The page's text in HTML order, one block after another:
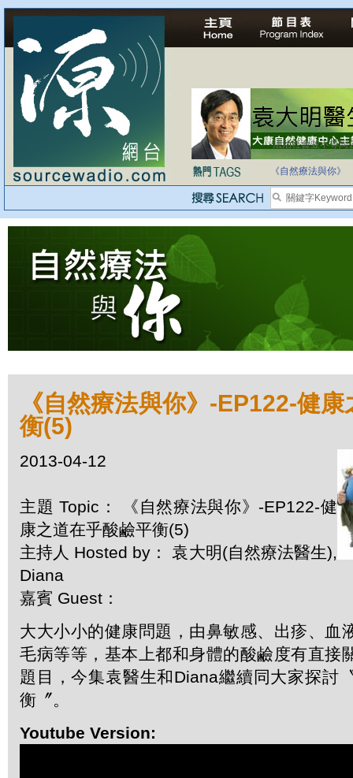
法治社會並不等同
《自然療法與你》
《自然療法與你》-EP122-健
衡(5)
2013-04-12
主題 Topic： 《自然療法與你》-EP122-健
康之道在乎酸鹼平衡(5)
主持人 Hosted by： 袁大明(自然療法醫生),
Diana
嘉賓 Guest：
大大小小的健康問題，由鼻敏感、出疹、血
毛病等等，基本上都和身體的酸鹼度有直接
題目，今集袁醫生和Diana繼續同大家探討
衡〞。
Youtube Version: